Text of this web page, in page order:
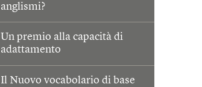
anglismi?
Un premio alla capacità di
adattamento
Il Nuovo vocabolario di base